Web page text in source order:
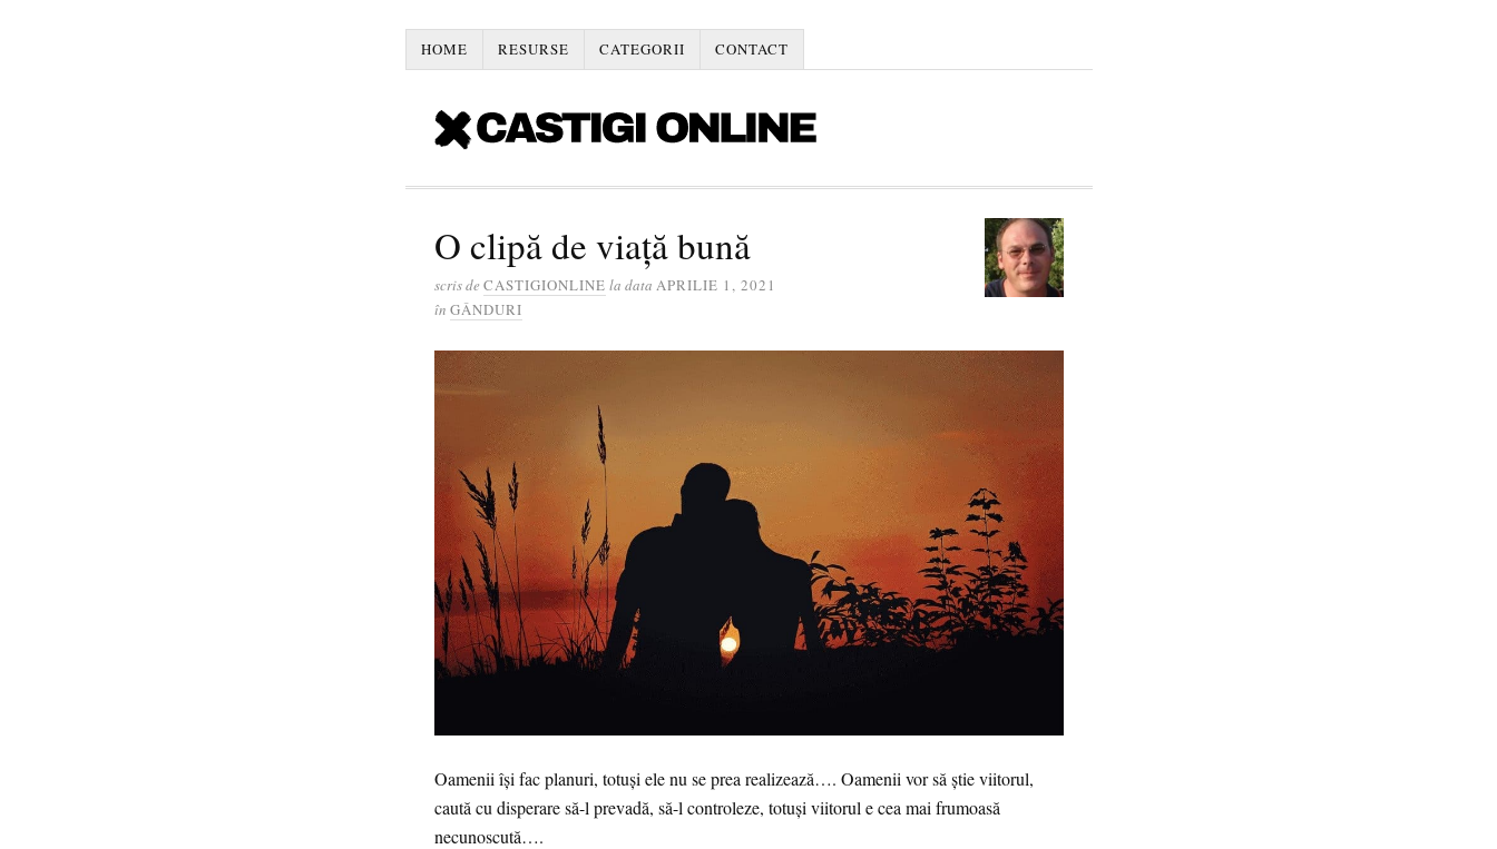
HOME RESURSE CATEGORII CONTACT
O clipă de viață bună
scris de CASTIGIONLINE la data APRILIE 1, 2021
în GÂNDURI
Oamenii își fac planuri, totuși ele nu se prea realizează…. Oamenii vor să știe viitorul,
caută cu disperare să-l prevadă, să-l controleze, totuși viitorul e cea mai frumoasă
necunoscută….